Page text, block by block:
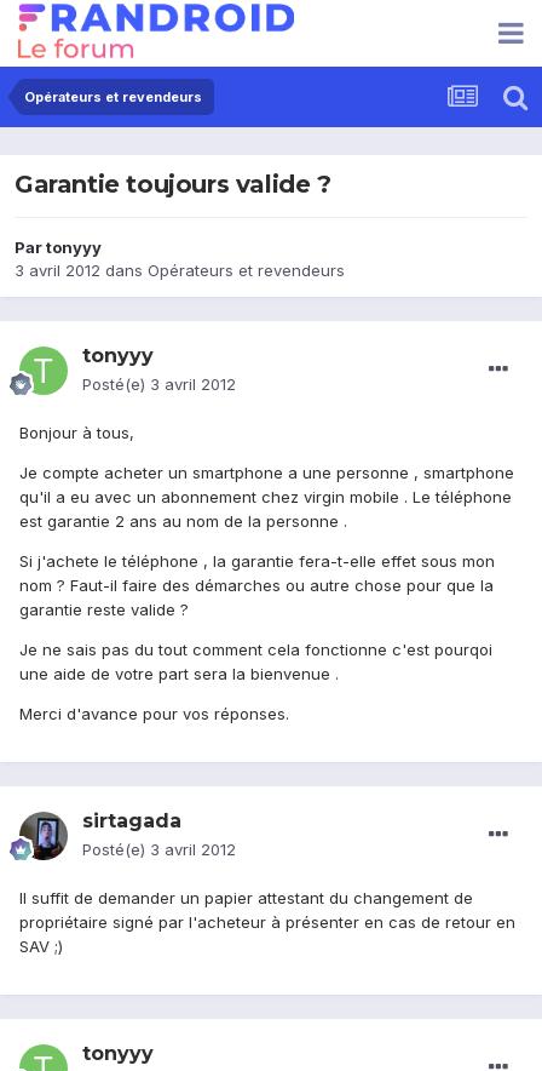
Opérateurs et revendeurs
Garantie toujours valide ?
Partonyyy
3 avril 2012 dans Opérateurs et revendeurs
tonyyy
Posté(e) 3 avril 2012
Bonjour à tous,
Je compte acheter un smartphone a une personne , smartphone
qu'il a eu avec un abonnement chez virgin mobile . Le téléphone
est garantie 2 ans au nom de la personne .
Si j'achete le téléphone , la garantie fera-t-elle effet sous mon
nom ? Faut-il faire des démarches ou autre chose pour que la
garantie reste valide ?
Je ne sais pas du tout comment cela fonctionne c'est pourqoi
une aide de votre part sera la bienvenue .
Merci d'avance pour vos réponses.
sirtagada
Posté(e) 3 avril 2012
Il suffit de demander un papier attestant du changement de
propriétaire signé par l'acheteur à présenter en cas de retour en
SAV ;)
tonyyy